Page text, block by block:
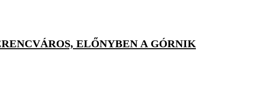
ELŐNYBEN A GÓRNIK